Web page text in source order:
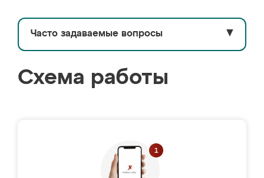
Часто задаваемые вопросы ▼
Схема работы